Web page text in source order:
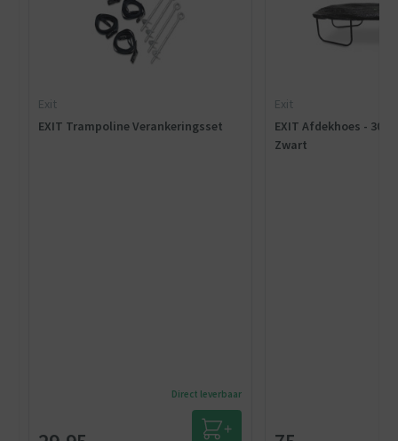
Exit
EXIT Trampoline Verankeringsset
Direct leverbaar
Exit
EXIT Afdekhoes - 305
Zwart